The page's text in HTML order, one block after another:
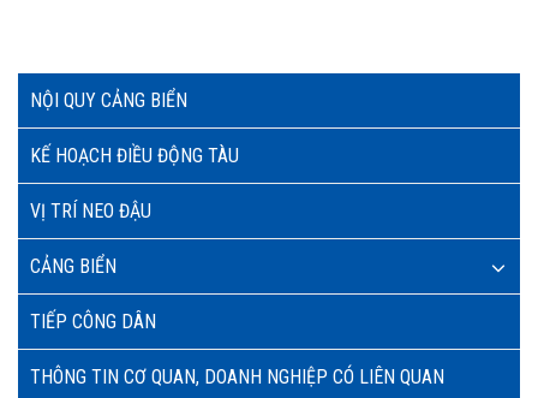
NỘI QUY CẢNG BIỂN
KẾ HOẠCH ĐIỀU ĐỘNG TÀU
VỊ TRÍ NEO ĐẬU
CẢNG BIỂN
TIẾP CÔNG DÂN
THÔNG TIN CƠ QUAN, DOANH NGHIỆP CÓ LIÊN QUAN